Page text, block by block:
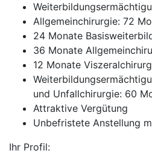
Allgemeinchirurgie: 72
24 Monate
36 Monate
12 Monate
und Unfallchirurgie: 60
Attraktive Vergütung
Unbefristete Anstellung
Ihr Profil: